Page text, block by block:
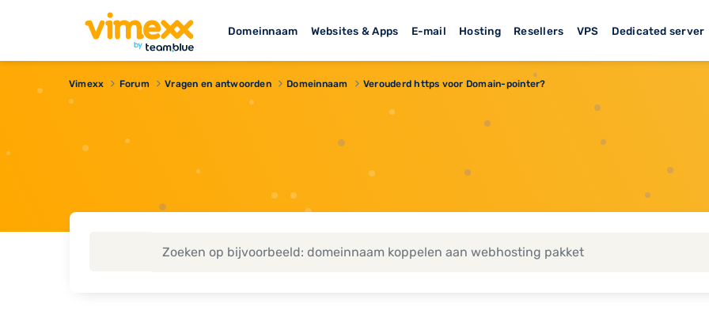
Domeinnaam Websites & Apps E-mail Hosting Resellers VPS Dedicated server
Vimexx Forum Vragen en antwoorden Domeinnaam Verouderd https voor Domain-pointer?